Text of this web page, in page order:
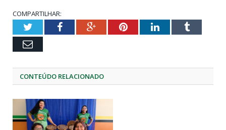
COMPARTILHAR:
TwitterFacebookGoogle+PinterestLinkedInTumblr
Email
CONTEÚDO RELACIONADO